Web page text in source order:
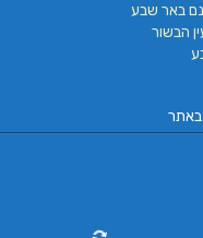
באר שבע
הבשור